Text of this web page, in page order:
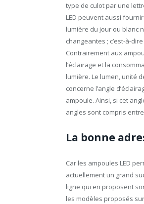
type de culot par une
LED peuvent aussi
lumière du jour ou blanc
changeantes ; c’est-à-
Contrairement aux
l’éclairage et la
lumière. Le lumen, unité
concerne l’angle
ampoule. Ainsi, si cet
angles sont compris entre
La bonne
Car les ampoules LED
actuellement un grand
ligne qui en proposent
les modèles proposés